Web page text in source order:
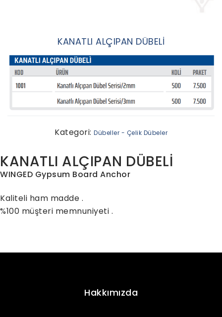
KANATLI ALÇIPAN DÜBELİ
Kategori: Dübeller - Çelik Dübeler
KANATLI ALÇIPAN DÜBELİ
WINGED Gypsum Board Anchor
Kaliteli ham madde .
%100 müşteri memnuniyeti .
Hakkımızda